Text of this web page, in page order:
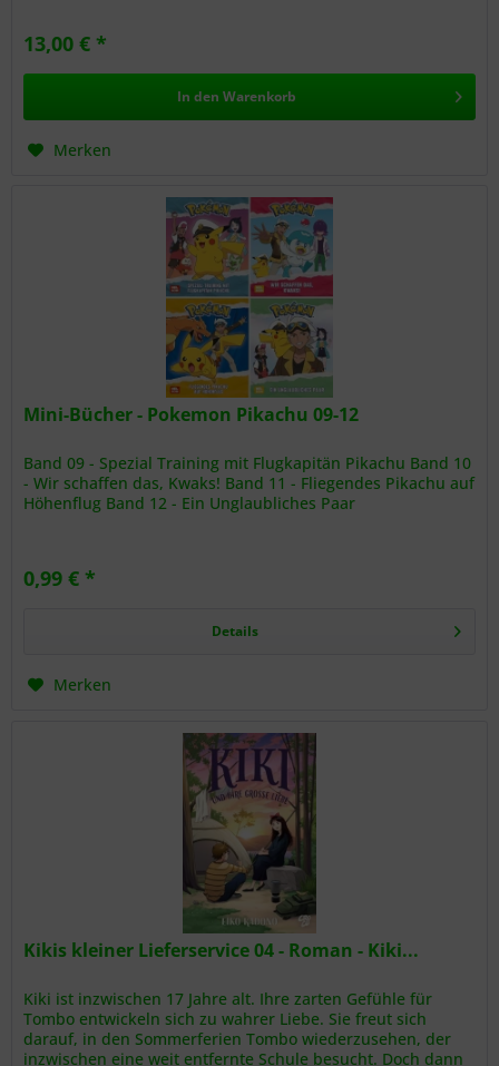
13,00 € *
In den Warenkorb
Merken
Mini-Bücher - Pokemon Pikachu 09-12
Band 09 - Spezial Training mit Flugkapitän Pikachu Band 10
- Wir schaffen das, Kwaks! Band 11 - Fliegendes Pikachu auf
Höhenflug Band 12 - Ein Unglaubliches Paar
0,99 € *
Details
Merken
Kikis kleiner Lieferservice 04 - Roman - Kiki...
Kiki ist inzwischen 17 Jahre alt. Ihre zarten Gefühle für
Tombo entwickeln sich zu wahrer Liebe. Sie freut sich
darauf, in den Sommerferien Tombo wiederzusehen, der
inzwischen eine weit entfernte Schule besucht. Doch dann